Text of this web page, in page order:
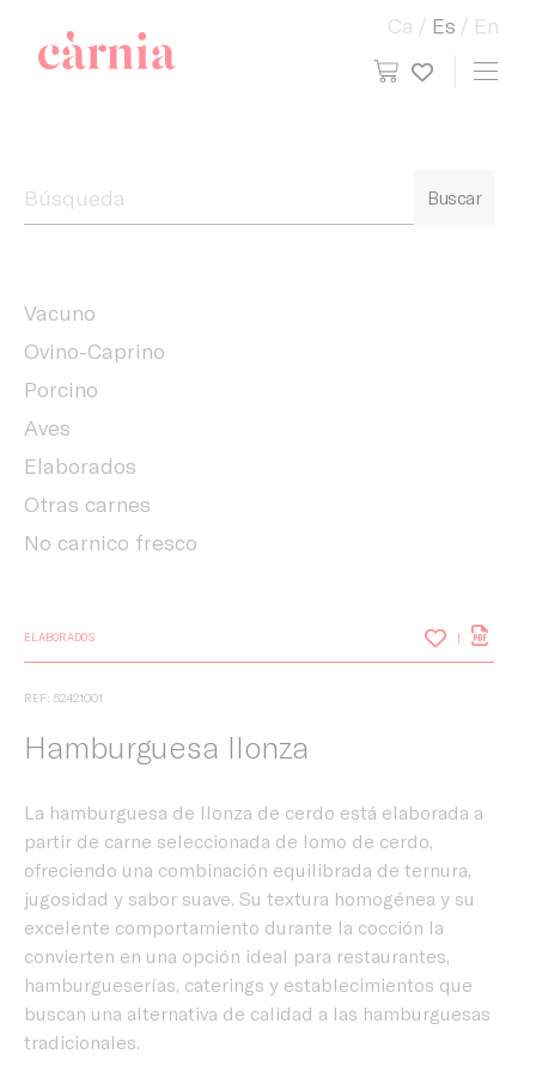
view cartMy
Ca Es En
Buscar
Vacuno
Ovino-Caprino
Porcino
Aves
Elaborados
Otras carnes
No carnico fresco
ELABORADOS
REF: 52421001
Hamburguesa llonza
La hamburguesa de llonza de cerdo está elaborada a
partir de carne seleccionada de lomo de cerdo,
ofreciendo una combinación equilibrada de ternura,
jugosidad y sabor suave. Su textura homogénea y su
excelente comportamiento durante la cocción la
convierten en una opción ideal para restaurantes,
hamburgueserías, caterings y establecimientos que
buscan una alternativa de calidad a las hamburguesas
tradicionales.